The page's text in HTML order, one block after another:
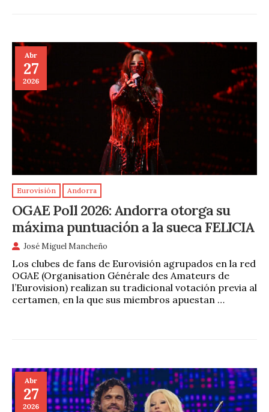
Abr
27
2026
Eurovisión Andorra
OGAE Poll 2026: Andorra otorga su
máxima puntuación a la sueca FELICIA
José Miguel Mancheño
Los clubes de fans de Eurovisión agrupados en la red
OGAE (Organisation Générale des Amateurs de
l’Eurovision) realizan su tradicional votación previa al
certamen, en la que sus miembros apuestan …
Abr
27
2026